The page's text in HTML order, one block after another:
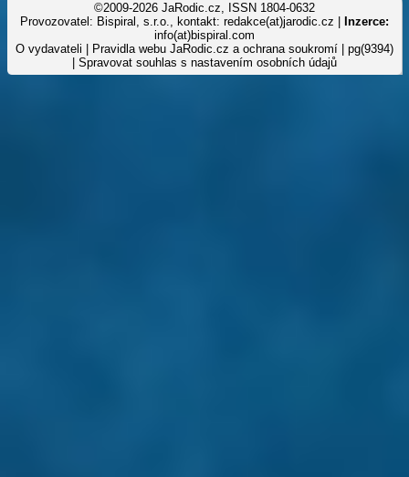
©2009-2026 JaRodic.cz, ISSN 1804-0632
Provozovatel: Bispiral, s.r.o., kontakt: redakce(at)jarodic.cz |
Inzerce:
info(at)bispiral.com
O vydavateli
Pravidla webu JaRodic.cz a ochrana soukromí | pg(9394)
Spravovat souhlas s nastavením osobních údajů